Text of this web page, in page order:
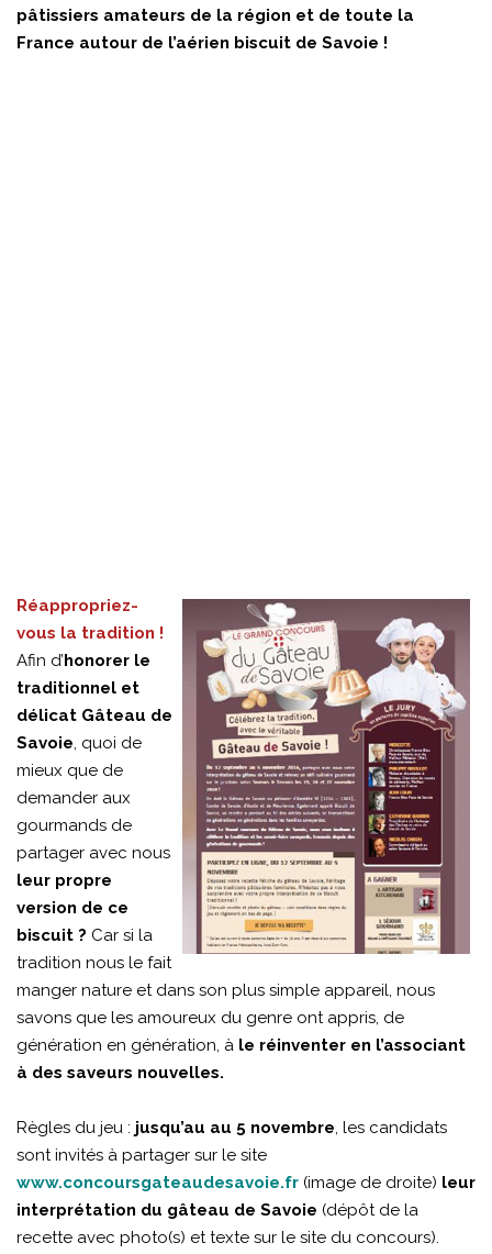
pâtissiers amateurs de la région et de toute la
France autour de l’aérien biscuit de Savoie !
Réappropriez-
vous la tradition !
Afin d’ honorer le
traditionnel et
délicat Gâteau de
Savoie, quoi de
mieux que de
demander aux
gourmands de
partager avec nous
leur propre
version de ce
biscuit ? Car si la
tradition nous le fait
manger nature et dans son plus simple appareil, nous
savons que les amoureux du genre ont appris, de
génération en génération, à le réinventer en l’associant
à des saveurs nouvelles.
Règles du jeu : jusqu’au au 5 novembre, les candidats
sont invités à partager sur le site
www.concoursgateaudesavoie.fr (image de droite) leur
interprétation du gâteau de Savoie (dépôt de la
recette avec photo(s) et texte sur le site du concours).